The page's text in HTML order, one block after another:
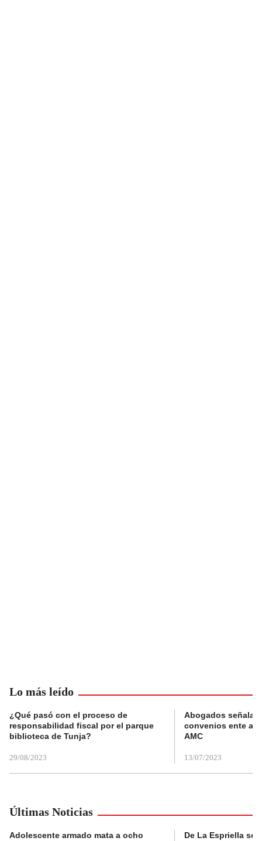
Lo más leído
¿Qué pasó con el proceso de
responsabilidad fiscal por el parque
biblioteca de Tunja?
29/08/2023
Abogados
convenios ente
AMC
13/07/2023
Últimas Noticias
Adolescente armado mata a ocho
De La Espriella se